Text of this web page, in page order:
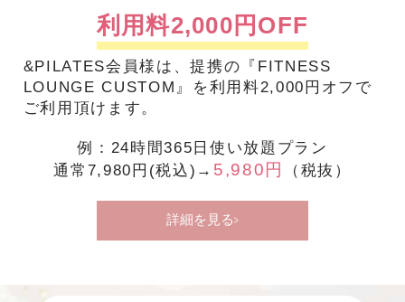
利用料2,000円OFF
&PILATES会員様は、提携の『FITNESS
LOUNGE CUSTOM』を利用料2,000円オフで
ご利用頂けます。
例：24時間365日使い放題プラン
通常7,980円(税込)→ 5,980円 （税抜）
詳細を見る